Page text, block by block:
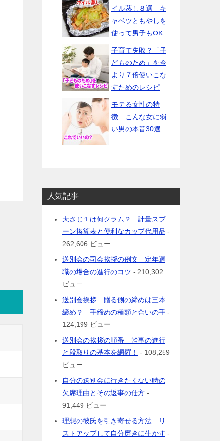
イル蒸し８選 キ
ャベツともやしを
使って男子もOK
子育て失敗？「子
どものため」を今
より７倍使いこな
すためのレシピ
モテる女性の特
徴 こんな女に弱
い男の本音30選
人気記事
大さじ１は何グラム？ 計量スプ
ーン換算表と便利なカップ代用品 -
262,606 ビュー
送別会の司会挨拶の例文 定年退
職の場合の進行のコツ - 210,302
ビュー
送別会挨拶 贈る側の締めは三本
締め？ 手締めの種類と合いの手 -
124,199 ビュー
送別会の挨拶の順番 幹事の進行
と段取りの基本を網羅！
- 108,259
ビュー
自分の送別会に行きたくない時の
欠席理由とその返事の仕方 -
91,449 ビュー
理想の彼氏を引き寄せる方法 リ
ストアップして自分磨きに生かす -